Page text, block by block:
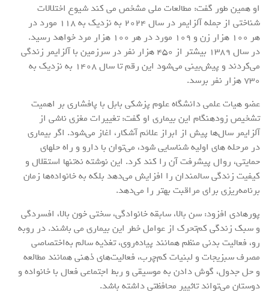
او همین طور گفت: مطالعات ملی مشخص می کند شیوع اختلالات
شناختی از جمله آلزایمر در سال ۲۰۲۴ به نزدیک به ۱۱۸ مورد در
هر ۱۰۰ هزار زن و ۱۰۹ مورد در هر ۱۰۰ هزار مرد خواهد رسید.
در سال ۱۳۸۹ بیشتر از ۴۵۰ هزار نفر در سرزمین با آلزایمر زندگی
می‌کردند و پیش‌بینی می‌شود این رقم تا سال ۱۴۰۸ به نزدیک به
۷۳۰ هزار نفر برسد.
عضو هیات علمی دانشگاه علوم پزشکی بابل با پافشاری بر اهمیت
تشخیص زودهنگام این بیماری او گفت: تغییرات مغزی ناشی از
آلزایمر سال‌ها پیش از ابراز علائم آشکار، اغاز می‌شود. اگر بیماری
در مرحله های اولیه شناسایی شود، می‌توان با دارو و راه حلهای
حمایتی، روال پیشرفت آن را کند کرد. این نوشته نه‌تنها استقلال و
کیفیت زندگی سالمندان را افزایش می‌دهد بلکه به خانواده‌ها زمان
برنامه‌ریزی برای مراقبت بهتر را می‌دهد.
پورهادی افزود: سن بالا، سابقه خانوادگی، سختی خون بالا، افسردگی
و سبک زندگی کم‌تحرک از عوامل خطر این بیماری می باشند. در روبه
رو، فعالیت بدنی منظم همانند پیاده‌روی، تغذیه سالم به‌اختصاصی
مصرف سبزیجات و لبنیات کم‌چرب، فعالیت‌های ذهنی همانند مطالعه
و حل جدول، گوش دادن به موسیقی و ربط اجتماعی فعال با خانواده و
دوستان می‌تواند تاثییر محافظتی داشته باشد.